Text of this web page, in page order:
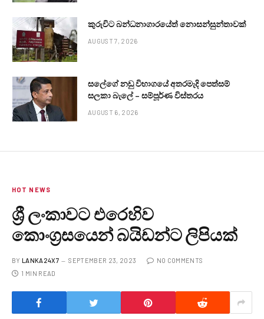
කුරුවිට බන්ධනාගාරයේත් නොසන්සුන්තාවක්
AUGUST 7, 2026
සලේගේ නඩු විභාගයේ අතරමැදි පෙත්සම්
සලකා බැලේ – සම්පූර්ණ විස්තරය
AUGUST 6, 2026
HOT NEWS
ශ්‍රී ලංකාවට එරෙහිව
කොංග්‍රසයෙන් බයිඩන්ට ලිපියක්
BY LANKA24X7 SEPTEMBER 23, 2023
NO COMMENTS
1 MIN READ